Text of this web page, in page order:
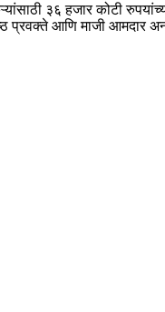
३६ हजार कोटी
आणि माजी आमदार